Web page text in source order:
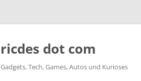
ricdes dot com
Gadgets, Tech, Games, Autos und Kurioses